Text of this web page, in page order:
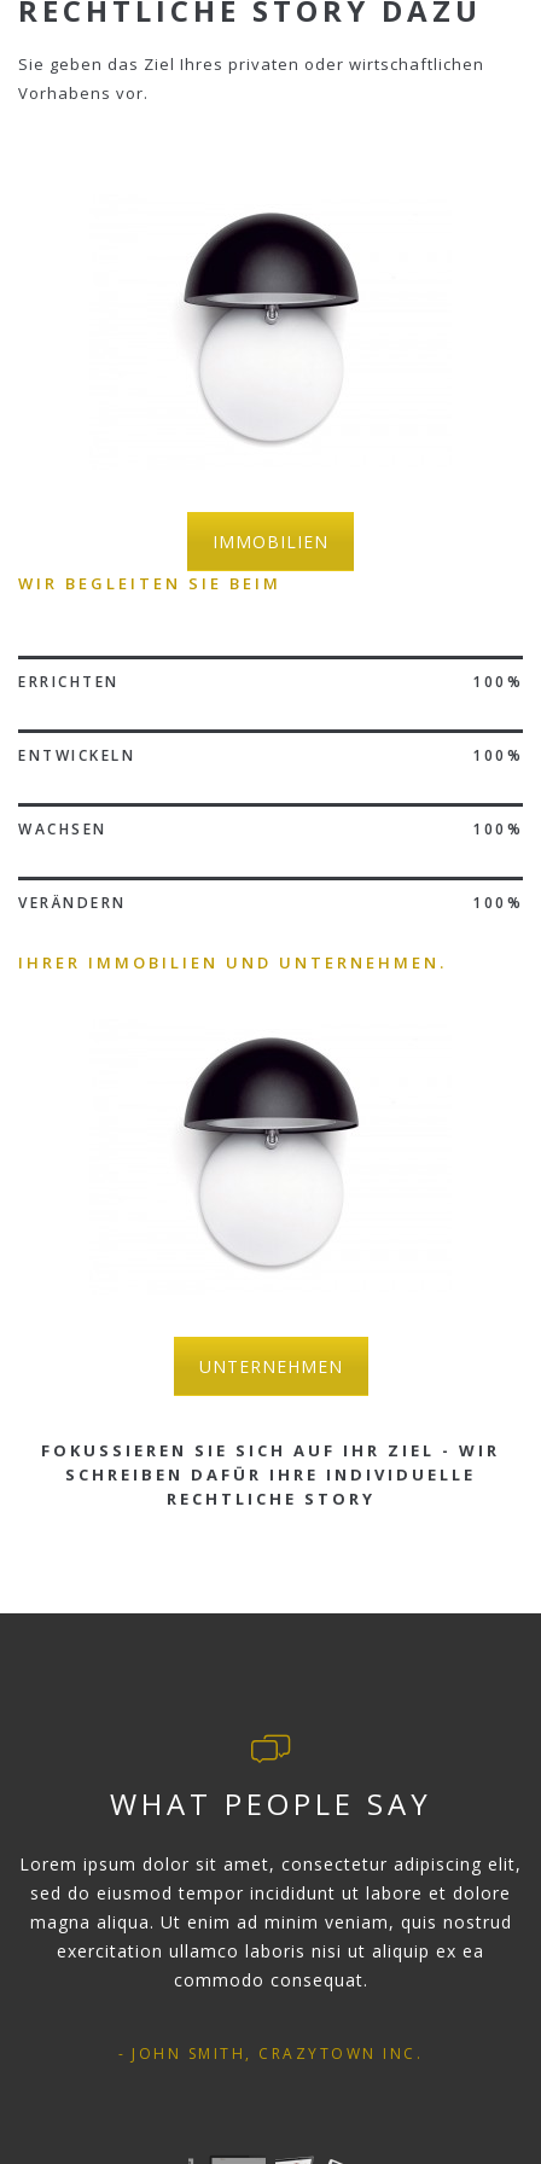
aperiam, eaque ipsa quae ab illo invent ore veritatis et
enim ipsam voluptatem quia voluptas sit.
RECHTLICHE STORY DAZU
Sie geben das Ziel Ihres privaten oder wirtschaftlichen
Vorhabens vor.
IMMOBILIEN
WIR BEGLEITEN SIE BEIM
ERRICHTEN 100%
ENTWICKELN 100%
WACHSEN 100%
VERÄNDERN 100%
IHRER IMMOBILIEN UND UNTERNEHMEN.
UNTERNEHMEN
FOKUSSIEREN SIE SICH AUF IHR ZIEL - WIR
SCHREIBEN DAFÜR IHRE INDIVIDUELLE
RECHTLICHE STORY
WHAT PEOPLE SAY
Lorem ipsum dolor sit amet, consectetur adipiscing elit,
sed do eiusmod tempor incididunt ut labore et dolore
magna aliqua. Ut enim ad minim veniam, quis nostrud
exercitation ullamco laboris nisi ut aliquip ex ea
commodo consequat.
JOHN SMITH, CRAZYTOWN INC.